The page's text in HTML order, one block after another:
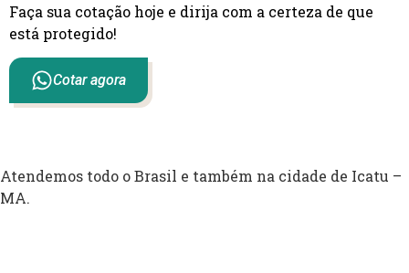
Faça sua cotação hoje e dirija com a certeza de que
está protegido!
Cotar agora
Atendemos todo o Brasil e também na cidade de Icatu –
MA.